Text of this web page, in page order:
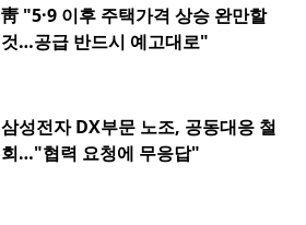
靑 "5·9 이후 주택가격 상승 완만할
것…공급 반드시 예고대로"
삼성전자 DX부문 노조, 공동대응 철
회…"협력 요청에 무응답"